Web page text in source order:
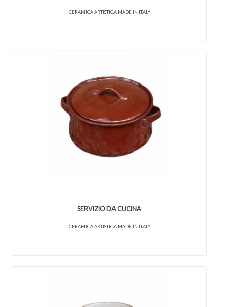
CERAMICA ARTISTICA MADE IN ITALY
SERVIZIO DA CUCINA
CERAMICA ARTISTICA MADE IN ITALY